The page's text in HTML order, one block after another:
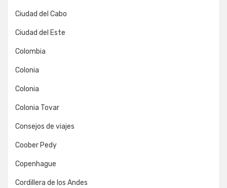
Ciudad del Cabo
Ciudad del Este
Colombia
Colonia
Colonia
Colonia Tovar
Consejos de viajes
Coober Pedy
Copenhague
Cordillera de los Andes